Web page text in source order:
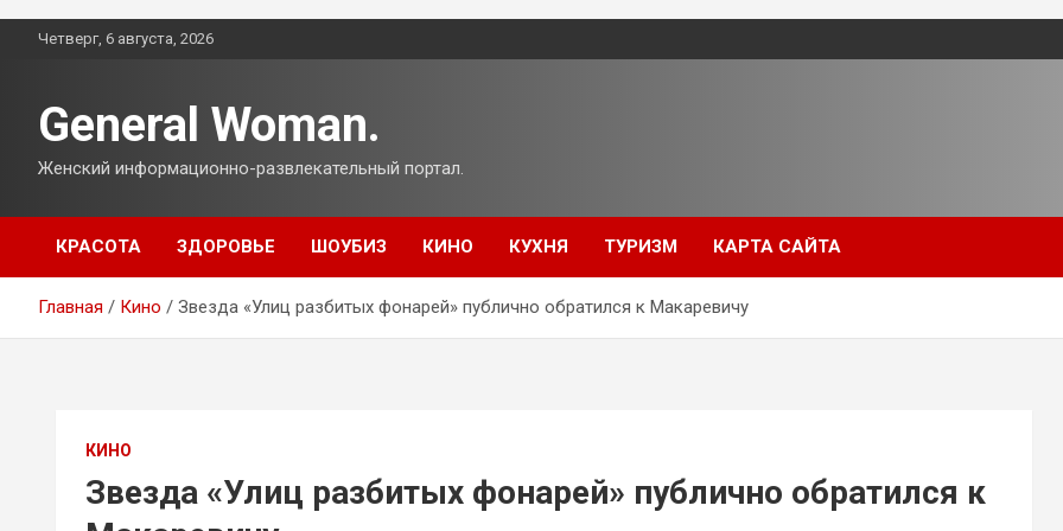
ПерейтиЧетверг, 6 августа, 2026
General Woman.
Женский информационно-развлекательный портал.
КРАСОТА ЗДОРОВЬЕ ШОУБИЗ КИНО КУХНЯ ТУРИЗМ КАРТА САЙТА
Главная Кино Звезда «Улиц разбитых фонарей» публично обратился к Макаревичу
КИНО
Звезда «Улиц разбитых фонарей» публично обратился к